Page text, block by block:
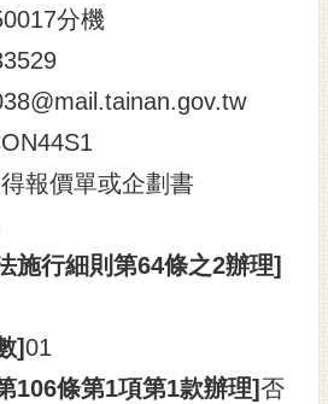
分機
報價單或企劃書
施行細則第64條之2辦理]
]01
106條第1項第1款辦理]否